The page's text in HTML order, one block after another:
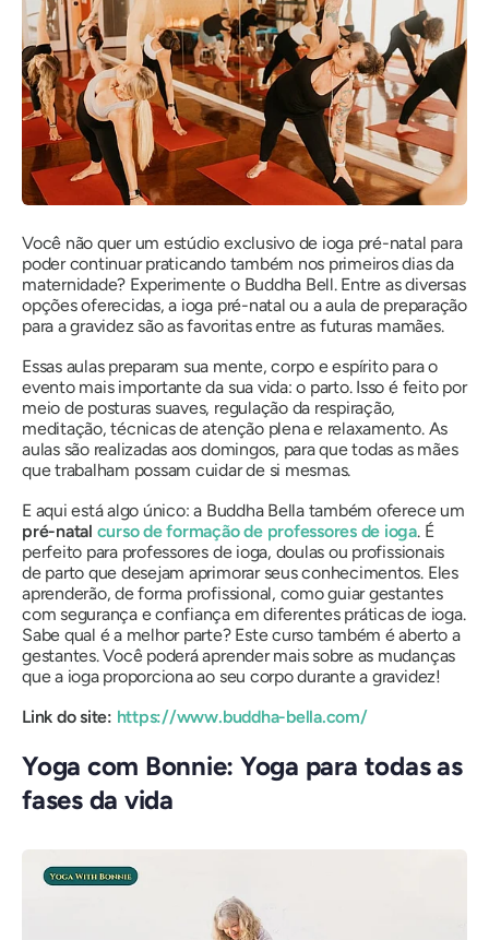
Você não quer um estúdio exclusivo de ioga pré-natal para
poder continuar praticando também nos primeiros dias da
maternidade? Experimente o Buddha Bell. Entre as diversas
opções oferecidas, a ioga pré-natal ou a aula de preparação
para a gravidez são as favoritas entre as futuras mamães.
Essas aulas preparam sua mente, corpo e espírito para o
evento mais importante da sua vida: o parto. Isso é feito por
meio de posturas suaves, regulação da respiração,
meditação, técnicas de atenção plena e relaxamento. As
aulas são realizadas aos domingos, para que todas as mães
que trabalham possam cuidar de si mesmas.
E aqui está algo único: a Buddha Bella também oferece um
pré-natal curso de formação de professores de ioga. É
perfeito para professores de ioga, doulas ou profissionais
de parto que desejam aprimorar seus conhecimentos. Eles
aprenderão, de forma profissional, como guiar gestantes
com segurança e confiança em diferentes práticas de ioga.
Sabe qual é a melhor parte? Este curso também é aberto a
gestantes. Você poderá aprender mais sobre as mudanças
que a ioga proporciona ao seu corpo durante a gravidez!
Link do site: https://www.buddha-bella.com/
Yoga com Bonnie: Yoga para todas as
fases da vida